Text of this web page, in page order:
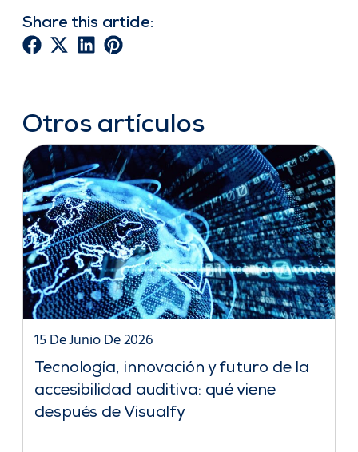
Share this article:
Otros artículos
Tecnología, innovación y futuro de la
accesibilidad auditiva: qué viene
después de Visualfy
15 De Junio De 2026